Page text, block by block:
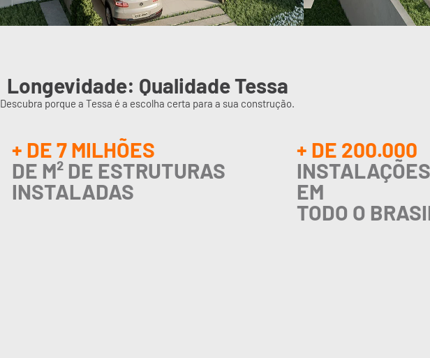
Longevidade: Qualidade Tessa
Descubra porque a Tessa é a escolha certa para a sua construção.
+ DE 7 MILHÕES
DE M² DE ESTRUTURAS
INSTALADAS
+ DE 200.000
EM
TODO O